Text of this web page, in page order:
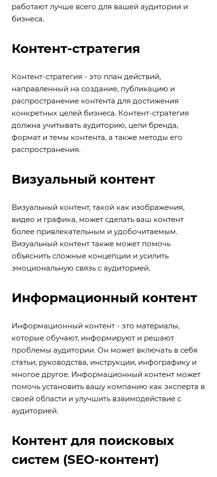
работают лучше всего для вашей аудитории и
бизнеса.
Контент-стратегия
Контент-стратегия - это план действий,
направленный на создание, публикацию и
распространение контента для достижения
конкретных целей бизнеса. Контент-стратегия
должна учитывать аудиторию, цели бренда,
формат и темы контента, а также методы его
распространения.
Визуальный контент
Визуальный контент, такой как изображения,
видео и графика, может сделать ваш контент
более привлекательным и удобочитаемым.
Визуальный контент также может помочь
объяснить сложные концепции и усилить
эмоциональную связь с аудиторией.
Информационный контент
Информационный контент - это материалы,
которые обучают, информируют и решают
проблемы аудитории. Он может включать в себя
статьи, руководства, инструкции, инфографику и
многое другое. Информационный контент может
помочь установить вашу компанию как эксперта в
своей области и улучшить взаимодействие с
аудиторией.
Контент для поисковых
систем (SEO-контент)